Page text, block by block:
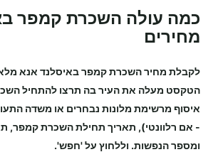
כמה עולה השכרת קמפר
מחירים
לקבלת מחירהשכרת קמפרבאיסלנד אנא
הטקסט מעלה את העיר בה תרצו להתחיל
איסוף מרשימת מלונות נבחרים או משדה
- אם רלוונטי), תאריך תחילתהשכרת קמפר,
ומספר הנפשות. וללחוץ על 'חפש'.